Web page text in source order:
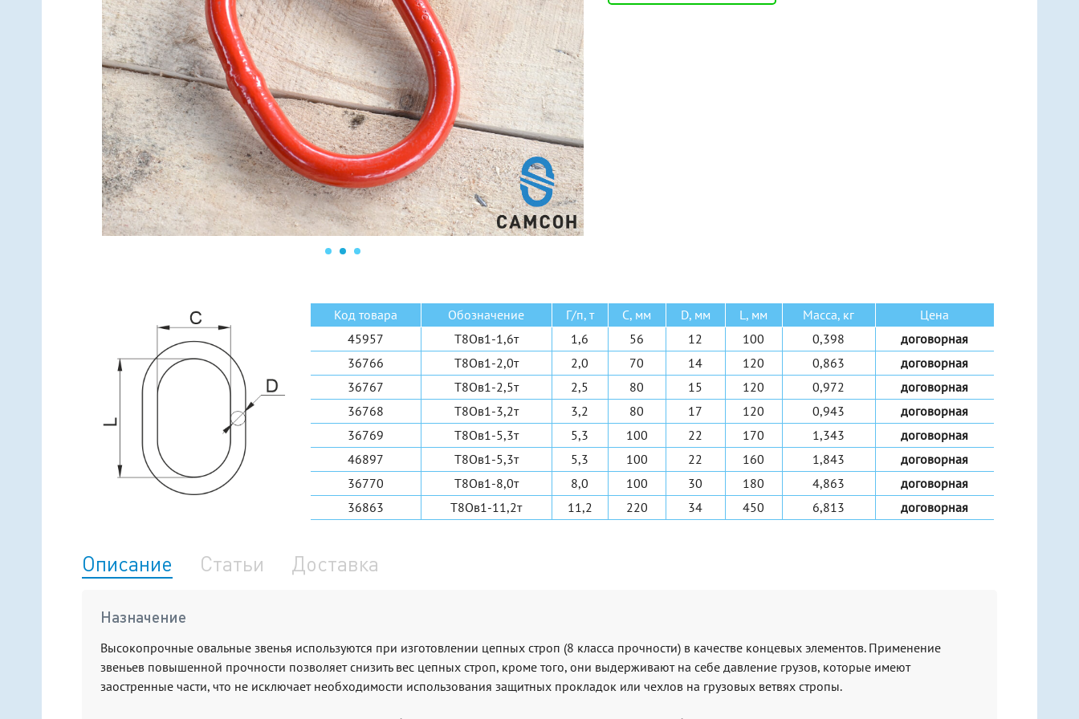
Линейные (подвес за центр)
Линейные (подвес за две точки)
Н-образные
Рамные
Еще 6 видов
Мостовой опорный
Мостовой подвесной
Консольный на опоре
Консольный настенный
Еще 6 видов
Электрические
Ручные барабанные
Ручные рычажные
МТМ
Еще 2 вида
Код товара Обозначение Г/п, т C, мм D, мм L, мм Масса, кг
Цена
45957
Т8Ов1-1,6т 1,6 56 12 100 0,398
договорная
36766
Т8Ов1-2,0т 2,0 70 14 120 0,863
договорная
36767
Т8Ов1-2,5т 2,5 80 15 120 0,972
договорная
36768
Т8Ов1-3,2т 3,2 80 17 120 0,943
договорная
36769
Т8Ов1-5,3т 5,3 100 22 170 1,343
договорная
46897
Т8Ов1-5,3т 5,3 100 22 160 1,843
договорная
36770
Т8Ов1-8,0т 8,0 100 30 180 4,863
договорная
36863
Т8Ов1-11,2т 11,2 220 34 450 6,813 договорная
Описание Статьи Доставка
Назначение
Высокопрочные овальные звенья используются при изготовлении цепных строп (8 класса прочности) в качестве концевых элементов. Применение
звеньев повышенной прочности позволяет снизить вес цепных строп, кроме того, они выдерживают на себе давление грузов, которые имеют
заостренные части, что не исключает необходимости использования защитных прокладок или чехлов на грузовых ветвях стропы.